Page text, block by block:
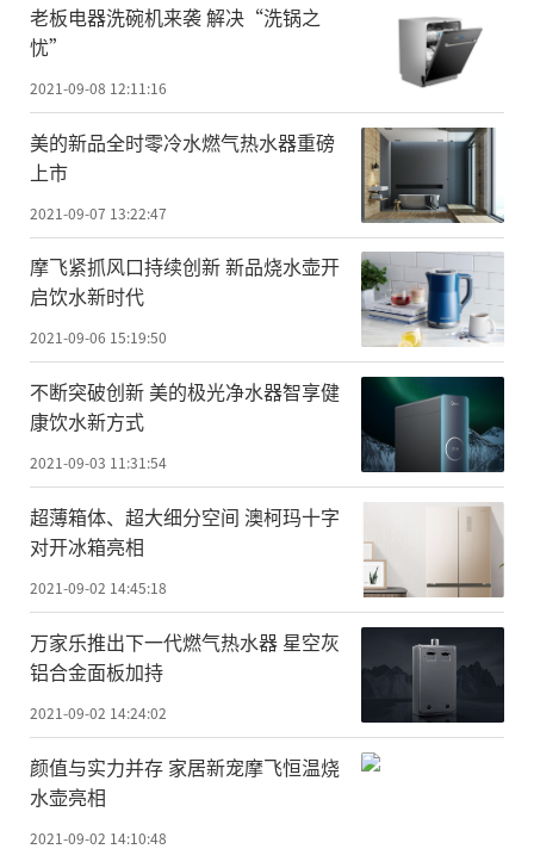
老板电器洗碗机来袭 解决“洗锅之
忧”
2021-09-08 12:11:16
美的新品全时零冷水燃气热水器重磅
上市
2021-09-07 13:22:47
摩飞紧抓风口持续创新 新品烧水壶开
启饮水新时代
2021-09-06 15:19:50
不断突破创新 美的极光净水器智享健
康饮水新方式
2021-09-03 11:31:54
超薄箱体、超大细分空间 澳柯玛十字
对开冰箱亮相
2021-09-02 14:45:18
万家乐推出下一代燃气热水器 星空灰
铝合金面板加持
2021-09-02 14:24:02
颜值与实力并存 家居新宠摩飞恒温烧
水壶亮相
2021-09-02 14:10:48